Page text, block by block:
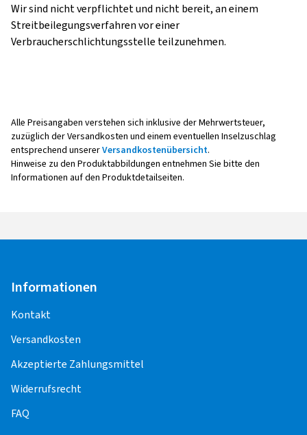
Wir sind nicht verpflichtet und nicht bereit, an einem
Streitbeilegungsverfahren vor einer
Verbraucherschlichtungsstelle teilzunehmen.
Alle Preisangaben verstehen sich inklusive der Mehrwertsteuer,
zuzüglich der Versandkosten und einem eventuellen Inselzuschlag
entsprechend unsererVersandkostenübersicht.
Hinweise zu den Produktabbildungen entnehmen Sie bitte den
Informationen auf den Produktdetailseiten.
Informationen
Kontakt
Versandkosten
Akzeptierte Zahlungsmittel
Widerrufsrecht
FAQ